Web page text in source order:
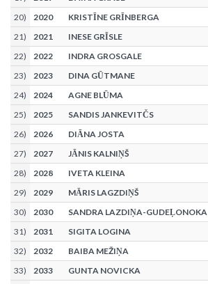
20) 2020
KRISTĪNE GRĪNBERGA
21) 2021
INESE GRĪSLE
22) 2022
INDRA GROSGALE
23) 2023
DINA GŪTMANE
24) 2024
AGNE BLŪMA
25) 2025
SANDIS JANKEVITČS
26) 2026
DIĀNA JOSTA
27) 2027
JĀNIS KALNIŅŠ
28) 2028
IVETA KLEINA
29) 2029
MĀRIS LAGZDIŅŠ
30) 2030
SANDRA LAZDIŅA-GUDEĻONOKA
31) 2031
SIGITA LOGINA
32) 2032
BAIBA MEŽIŅA
33) 2033
GUNTA NOVICKA